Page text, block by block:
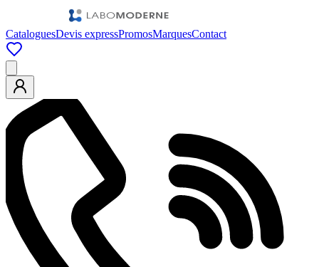
CataloguesDevis expressPromosMarquesContact